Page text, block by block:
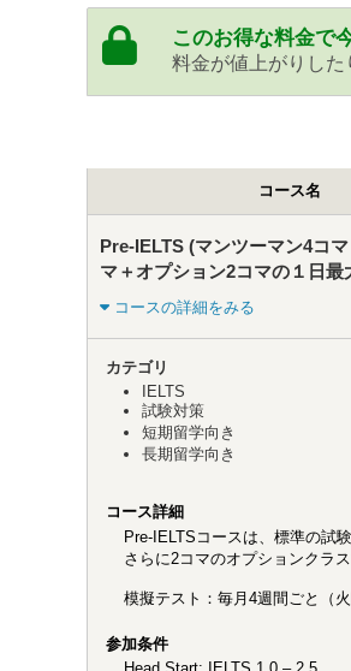
このお得な料金で
料金が値上がりした
コース名
Pre-IELTS (マンツーマン4コ
マ＋オプション2コマの１日最
コースの詳細をみる
カテゴリ
IELTS
試験対策
短期留学向き
長期留学向き
コース詳細
Pre-IELTSコースは、標準の試
さらに2コマのオプションクラ
模擬テスト：毎月4週間ごと（
参加条件